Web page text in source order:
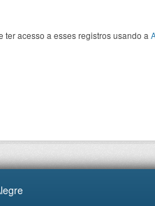
ter acesso a esses registros usando a